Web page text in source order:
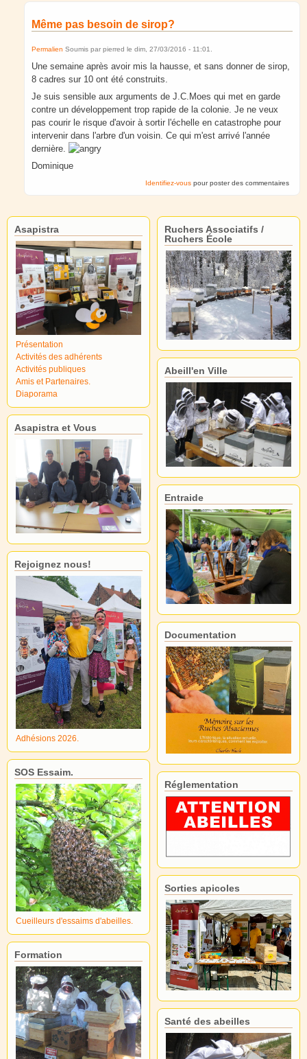
Même pas besoin de sirop?
Permalien Soumis par pierred le dim, 27/03/2016 - 11:01
Une semaine après avoir mis la hausse, et sans donner de sirop,
8 cadres sur 10 ont été construits.
Je suis sensible aux arguments de J.C.Moes qui met en garde
contre un développement trop rapide de la colonie. Je ne veux
pas courir le risque d'avoir à sortir l'échelle en catastrophe pour
intervenir dans l'arbre d'un voisin. Ce qui m'est arrivé l'année
dernière.
Dominique
Identifiez-vous pour poster des commentaires
Asapistra
Présentation
Activités des adhérents
Activités publiques
Amis et Partenaires.
Diaporama
Asapistra et Vous
Rejoignez nous!
Adhésions 2026.
SOS Essaim.
Cueilleurs d'essaims d'abeilles.
Formation
Ruchers Associatifs /
Ruchers École
Abeill'en Ville
Entraide
Documentation
Réglementation
Sorties apicoles
Santé des abeilles